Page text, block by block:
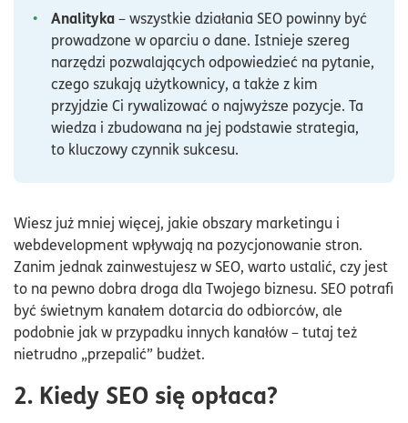
Analityka– wszystkie działania SEO powinny być
prowadzone w oparciu o dane. Istnieje szereg
narzędzi pozwalających odpowiedzieć na pytanie,
czego szukają użytkownicy, a także z kim
przyjdzie Ci rywalizować o najwyższe pozycje. Ta
wiedza i zbudowana na jej podstawie strategia,
to kluczowy czynnik sukcesu.
Wiesz już mniej więcej, jakie obszary marketingu i
webdevelopment wpływają na pozycjonowanie stron.
Zanim jednak zainwestujesz w SEO, warto ustalić, czy jest
to na pewno dobra droga dla Twojego biznesu. SEO potrafi
być świetnym kanałem dotarcia do odbiorców, ale
podobnie jak w przypadku innych kanałów – tutaj też
nietrudno „przepalić” budżet.
2. Kiedy SEO się opłaca?